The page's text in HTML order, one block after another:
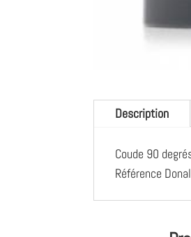
Description
Coude 90
Référence